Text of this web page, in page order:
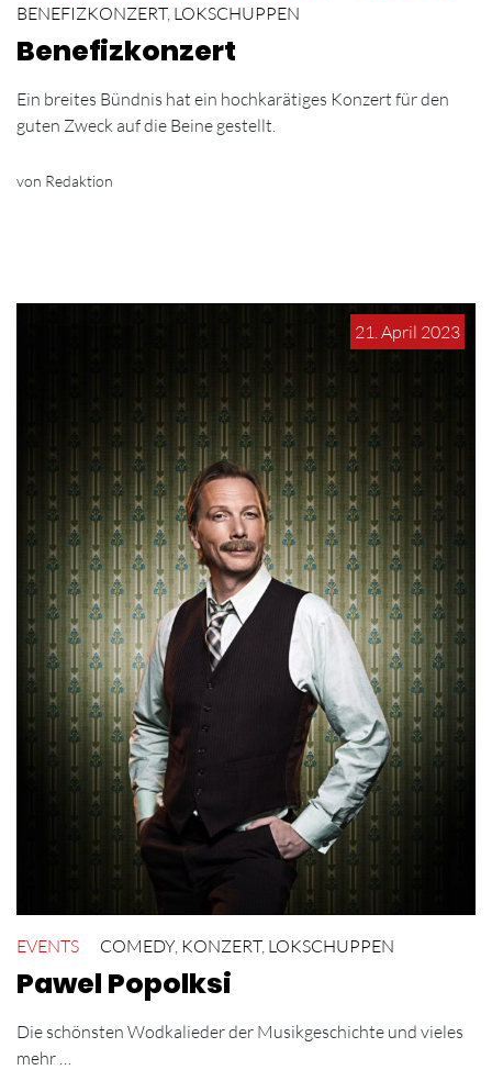
BENEFIZKONZERT, LOKSCHUPPEN
Benefizkonzert
Ein breites Bündnis hat ein hochkarätiges Konzert für den
guten Zweck auf die Beine gestellt.
von Redaktion
21. April 2023
EVENTS COMEDY, KONZERT, LOKSCHUPPEN
Pawel Popolksi
Die schönsten Wodkalieder der Musikgeschichte und vieles
mehr …